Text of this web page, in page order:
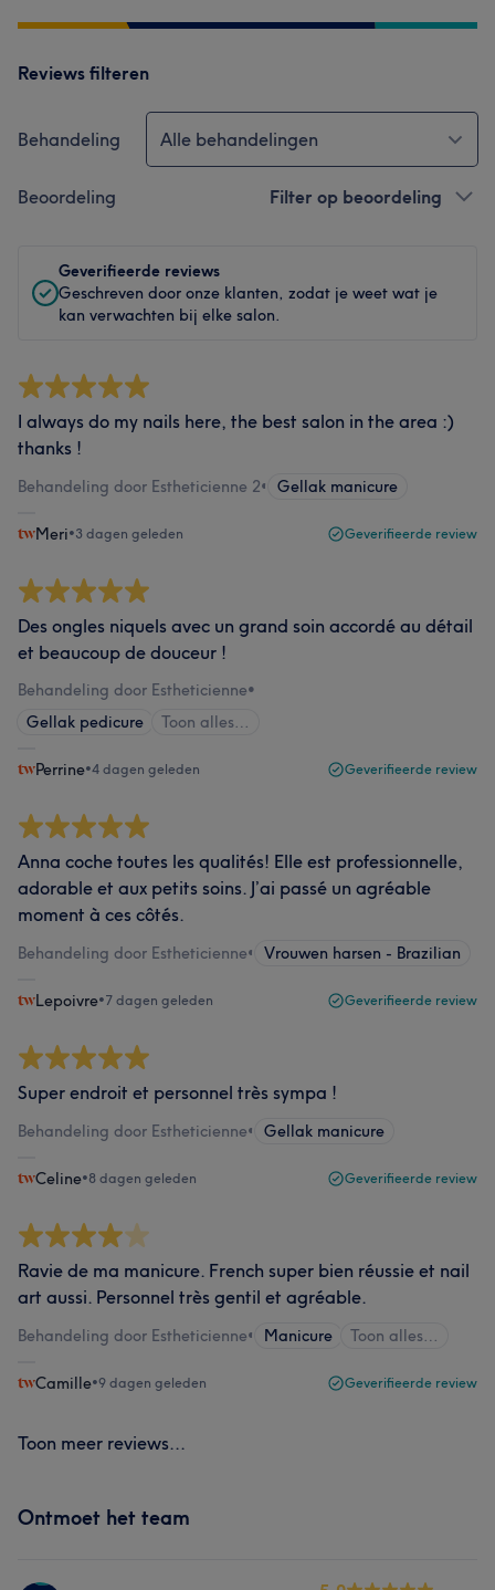
Reviews filteren
Behandeling Alle behandelingen
Beoordeling Filter op beoordeling
Geverifieerde reviews
Geschreven door onze klanten, zodat je weet wat je
kan verwachten bij elke salon.
I always do my nails here, the best salon in the area :)
thanks !
Behandeling door Estheticienne 2• Gellak manicure
Meri•3 dagen geleden Geverifieerde review
Des ongles niquels avec un grand soin accordé au détail
et beaucoup de douceur !
Behandeling door Estheticienne•
Gellak pedicure
Toon alles…
Perrine•4 dagen geleden Geverifieerde review
Anna coche toutes les qualités! Elle est professionnelle,
adorable et aux petits soins. J’ai passé un agréable
moment à ces côtés.
Behandeling door Estheticienne• Vrouwen harsen - Brazilian
Lepoivre•7 dagen geleden Geverifieerde review
Super endroit et personnel très sympa !
Behandeling door Estheticienne• Gellak manicure
Celine•8 dagen geleden Geverifieerde review
Ravie de ma manicure. French super bien réussie et nail
art aussi. Personnel très gentil et agréable.
Behandeling door Estheticienne• Manicure Toon alles…
Camille•9 dagen geleden Geverifieerde review
Toon meer reviews...
Ontmoet het team